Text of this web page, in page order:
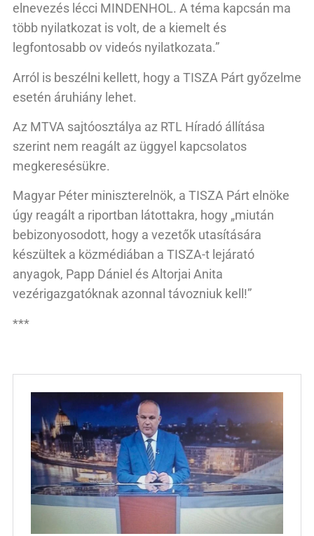
elnevezés lécci MINDENHOL. A téma kapcsán ma
több nyilatkozat is volt, de a kiemelt és
legfontosabb ov videós nyilatkozata.”
Arról is beszélni kellett, hogy a TISZA Párt győzelme
esetén áruhiány lehet.
Az MTVA sajtóosztálya az RTL Híradó állítása
szerint nem reagált az üggyel kapcsolatos
megkeresésükre.
Magyar Péter miniszterelnök, a TISZA Párt elnöke
úgy reagált a riportban látottakra, hogy „miután
bebizonyosodott, hogy a vezetők utasítására
készültek a közmédiában a TISZA-t lejárató
anyagok, Papp Dániel és Altorjai Anita
vezérigazgatóknak azonnal távozniuk kell!”
***